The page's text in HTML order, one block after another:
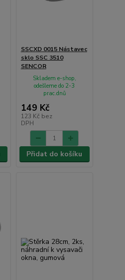
SSCXD 0015 Nástavec
sklo SSC 3510
SENCOR
149 Kč
123 Kč bez
DPH
Skladem e-shop,
odešleme do 2-3
prac.dnů
Přidat do košíku